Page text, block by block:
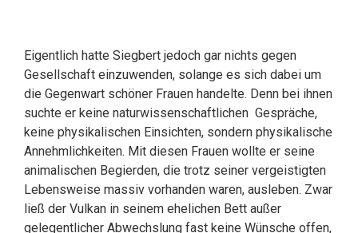
Eigentlich hatte Siegbert jedoch gar nichts gegen
Gesellschaft einzuwenden, solange es sich dabei um
die Gegenwart schöner Frauen handelte. Denn bei ihnen
suchte er keine naturwissenschaftlichen Gespräche,
keine physikalischen Einsichten, sondern physikalische
Annehmlichkeiten. Mit diesen Frauen wollte er seine
animalischen Begierden, die trotz seiner vergeistigten
Lebensweise massiv vorhanden waren, ausleben. Zwar
ließ der Vulkan in seinem ehelichen Bett außer
gelegentlicher Abwechslung fast keine Wünsche offen,